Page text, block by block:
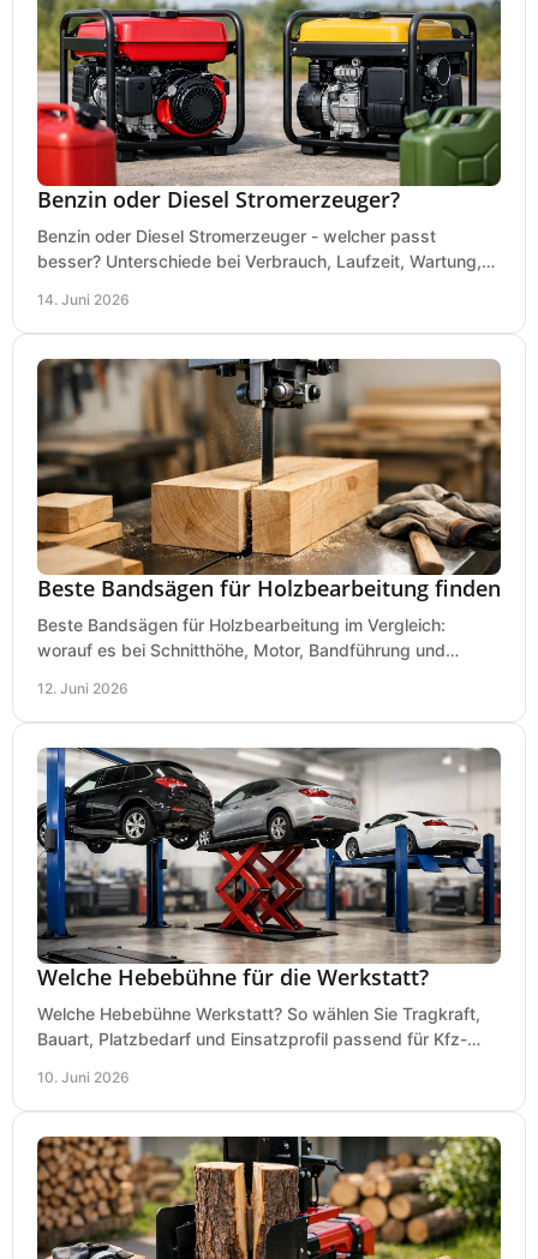
Benzin oder Diesel Stromerzeuger?
Benzin oder Diesel Stromerzeuger - welcher passt
besser? Unterschiede bei Verbrauch, Laufzeit, Wartung,
14. Juni 2026
Beste Bandsägen für Holzbearbeitung finden
Beste Bandsägen für Holzbearbeitung im Vergleich:
worauf es bei Schnitthöhe, Motor, Bandführung und
12. Juni 2026
Welche Hebebühne für die Werkstatt?
Welche Hebebühne Werkstatt? So wählen Sie Tragkraft,
Bauart, Platzbedarf und Einsatzprofil passend für Kfz-
10. Juni 2026